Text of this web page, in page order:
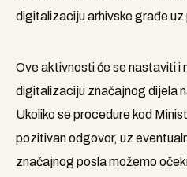
digitalizaciju arhivske građe
Ove aktivnosti će se nastaviti i
digitalizaciju značajnog dijela
Ukoliko se procedure kod
pozitivan odgovor, uz
značajnog posla možemo